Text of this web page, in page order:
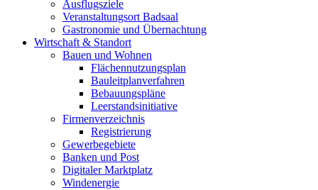
Ausflugsziele
Veranstaltungsort Badsaal
Gastronomie und Übernachtung
Wirtschaft & Standort
Bauen und Wohnen
Flächennutzungsplan
Bauleitplanverfahren
Bebauungspläne
Leerstandsinitiative
Firmenverzeichnis
Registrierung
Gewerbegebiete
Banken und Post
Digitaler Marktplatz
Windenergie